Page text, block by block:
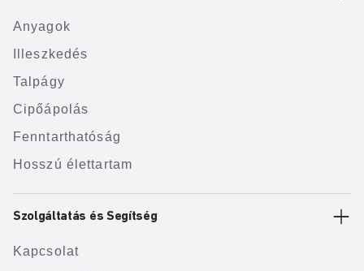
Anyagok
Illeszkedés
Talpágy
Cipőápolás
Fenntarthatóság
Hosszú élettartam
Szolgáltatás és Segítség
Kapcsolat